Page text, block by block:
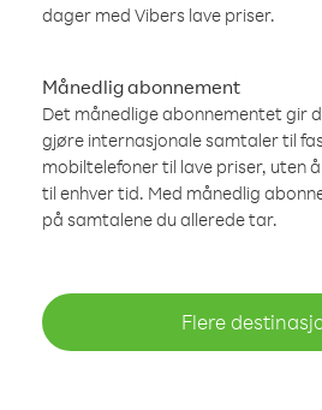
dager med Vibers lave priser.
Månedlig abonnement
Det månedlige abonnementet gir
gjøre internasjonale samtaler til
mobiltelefoner til lave priser, uten
til enhver tid. Med månedlig
på samtalene du allerede tar.
Flere